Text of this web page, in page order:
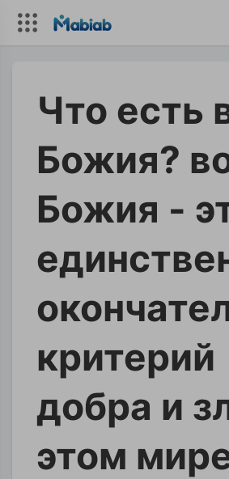
Что есть
Божия?
Божия -
критерий
добра и
этом